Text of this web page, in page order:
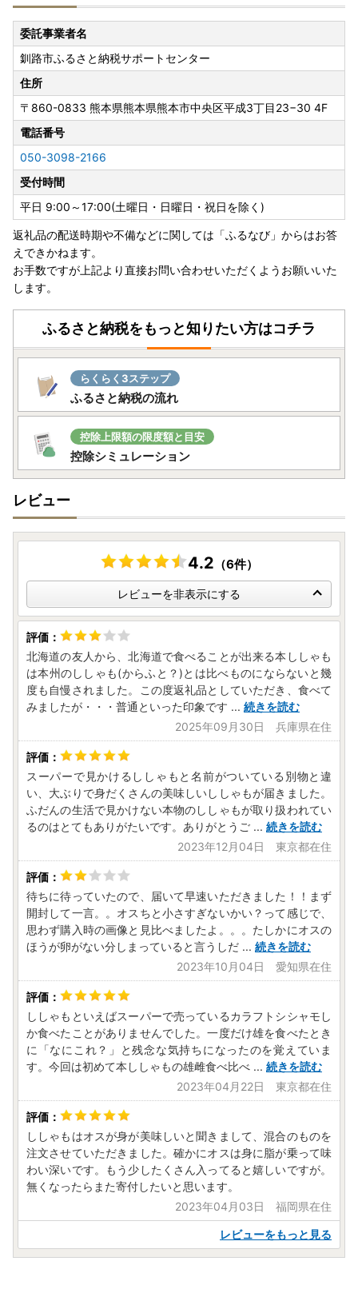
熊本県熊本市中央区平成3-18-10株式会社5C
釧路市ふるさと納税サポートセンター 行
【釧路市はワンストップ申請オンラインサービスの対象自治
体です】
＜ふるまど＞
ふるまどの詳細はこちらからご確認ください。
https://furumado.jp/
------------------------------------------------
◆【重要】ヤマト運輸の荷物転送有料化のお知らせ◆
ヤマト運輸の規定変更により、2023年6月1日以降、
お荷物の送り状に記載されたご住所以外にお届け先を変更
（転送）する場合、
送り状に記載されたお届け先から変更後のお届け先までの配
送料が着払いで発生いたします。
なお、ご贈答用の場合でも受取人様に着払いでご負担いただ
くことになりますので、
十分にご注意いただいた上でお申込いただきますようお願い
いたします。
※転送を拒否された場合の返礼品の再発送はいたしません。
詳しくはヤマト運輸のホームページをご確認ください。
https://www.yamato-hd.co.jp/important/info_230417_
2.html
委託事業者名
釧路市ふるさと納税サポートセンター
住所
〒860-0833 熊本県熊本県熊本市中央区平成3丁目23−30 4F
電話番号
050-3098-2166
受付時間
平日 9:00～17:00(土曜日・日曜日・祝日を除く)
返礼品の配送時期や不備などに関しては「ふるなび」からはお答
えできかねます。
お手数ですが上記より直接お問い合わせいただくようお願いいた
します。
ふるさと納税をもっと知りたい方はコチラ
らくらく3ステップ
ふるさと納税の流れ
控除上限額の限度額と目安
控除シミュレーション
レビュー
4.2 （6件）
レビューを非表示にする
北海道の友人から、北海道で食べることが出来る本ししゃも
は本州のししゃも(からふと？)とは比べものにならないと幾
度も自慢されました。この度返礼品としていただき、食べて
みましたが・・・普通といった印象です ... 続きを読む
2025年09月30日 兵庫県在住
スーパーで見かけるししゃもと名前がついている別物と違
い、大ぶりで身だくさんの美味しいししゃもが届きました。
ふだんの生活で見かけない本物のししゃもが取り扱われてい
るのはとてもありがたいです。ありがとうご ... 続きを読む
2023年12月04日 東京都在住
待ちに待っていたので、届いて早速いただきました！！まず
開封して一言。。オスちと小さすぎないかい？って感じで、
思わず購入時の画像と見比べましたよ。。。たしかにオスの
ほうが卵がない分しまっていると言うしだ ... 続きを読む
2023年10月04日 愛知県在住
ししゃもといえばスーパーで売っているカラフトシシャモし
か食べたことがありませんでした。一度だけ雄を食べたとき
に「なにこれ？」と残念な気持ちになったのを覚えていま
す。今回は初めて本ししゃもの雄雌食べ比べ ... 続きを読む
2023年04月22日 東京都在住
ししゃもはオスが身が美味しいと聞きまして、混合のものを
注文させていただきました。確かにオスは身に脂が乗って味
わい深いです。もう少したくさん入ってると嬉しいですが。
無くなったらまた寄付したいと思います。
2023年04月03日 福岡県在住
レビューをもっと見る